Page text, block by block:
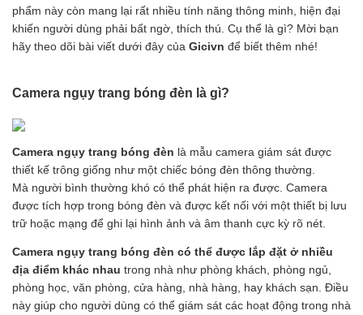
phẩm này còn mang lại rất nhiều tính năng thông minh, hiện đại
khiến người dùng phải bất ngờ, thích thú. Cụ thể là gì? Mời bạn
hãy theo dõi bài viết dưới đây của Gicivn để biết thêm nhé!
Camera ngụy trang bóng đèn là gì?
Camera ngụy trang bóng đèn là mẫu camera giám sát được
thiết kế trông giống như một chiếc bóng đèn thông thường.
Mà người bình thường khó có thể phát hiện ra được. Camera
được tích hợp trong bóng đèn và được kết nối với một thiết bị lưu
trữ hoặc mạng để ghi lại hình ảnh và âm thanh cực kỳ rõ nét.
Camera ngụy trang bóng đèn có thể được lắp đặt ở nhiều
địa điểm khác nhau trong nhà như phòng khách, phòng ngủ,
phòng học, văn phòng, cửa hàng, nhà hàng, hay khách sạn. Điều
này giúp cho người dùng có thể giám sát các hoạt động trong nhà